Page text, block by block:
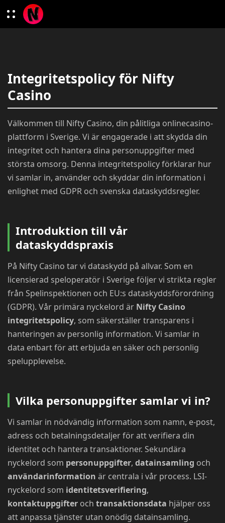
Integritetspolicy för Nifty
Casino
Välkommen till Nifty Casino, din pålitliga onlinecasino-
plattform i Sverige. Vi är engagerade i att skydda din
integritet och hantera dina personuppgifter med
största omsorg. Denna integritetspolicy förklarar hur
vi samlar in, använder och skyddar din information i
enlighet med GDPR och svenska dataskyddsregler.
Introduktion till vår
dataskyddspraxis
På Nifty Casino tar vi dataskydd på allvar. Som en
licensierad speloperatör i Sverige följer vi strikta regler
från Spelinspektionen och EU:s dataskyddsförordning
(GDPR). Vår primära nyckelord är Nifty Casino
integritetspolicy, som säkerställer transparens i
hanteringen av personlig information. Vi samlar in
data enbart för att erbjuda en säker och personlig
spelupplevelse.
Vilka personuppgifter samlar vi in?
Vi samlar in nödvändig information som namn, e-post,
adress och betalningsdetaljer för att verifiera din
identitet och hantera transaktioner. Sekundära
nyckelord som personuppgifter, datainsamling och
användarinformation är centrala i vår process. LSI-
nyckelord som identitetsverifiering,
kontaktuppgifter och transaktionsdata hjälper oss
att anpassa tjänster utan onödig datainsamling.